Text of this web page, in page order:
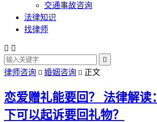
交通事故咨询
法律知识
找律师
 

律师咨询  婚姻咨询  正文
恋爱赠礼能要回？ 法律解读
下可以起诉要回礼物？